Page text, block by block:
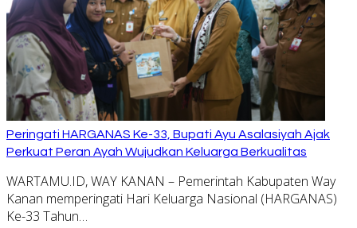
Peringati HARGANAS Ke-33, Bupati Ayu Asalasiyah Ajak
Perkuat Peran Ayah Wujudkan Keluarga Berkualitas
WARTAMU.ID, WAY KANAN – Pemerintah Kabupaten Way
Kanan memperingati Hari Keluarga Nasional (HARGANAS)
Ke-33 Tahun…